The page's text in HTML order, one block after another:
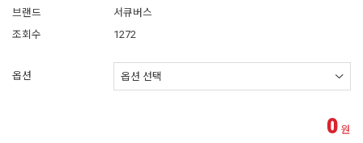
브랜드
서큐버스
조회수
1272
옵션
0 원